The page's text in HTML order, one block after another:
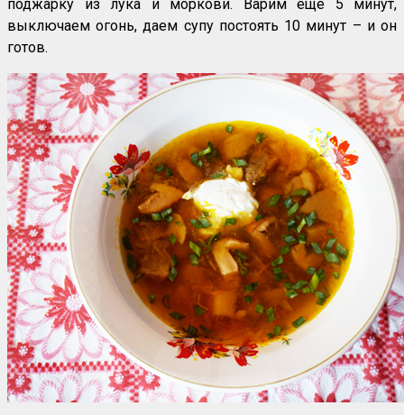
поджарку из лука и моркови. Варим ещё 5 минут,
выключаем огонь, даем супу постоять 10 минут – и он
готов.